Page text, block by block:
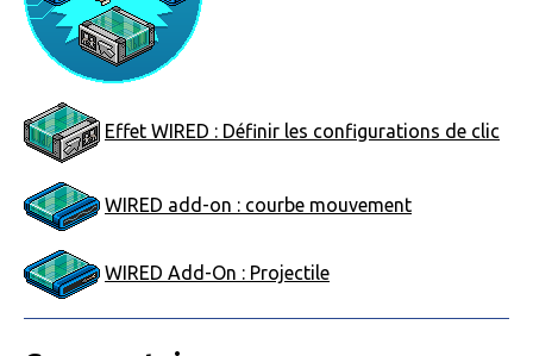
Effet WIRED : Définir les configurations de clic
WIRED add-on : courbe mouvement
WIRED Add-On : Projectile